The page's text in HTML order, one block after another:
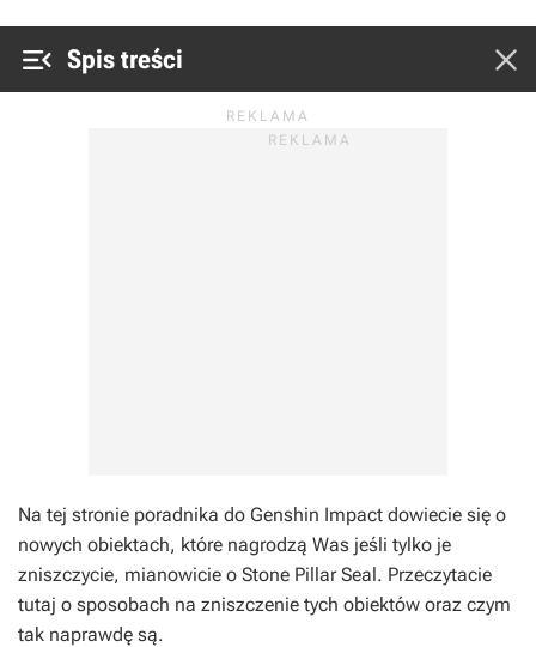
 Spis treści 
Na tej stronie poradnika do Genshin Impact dowiecie się o
nowych obiektach, które nagrodzą Was jeśli tylko je
zniszczycie, mianowicie o Stone Pillar Seal. Przeczytacie
tutaj o sposobach na zniszczenie tych obiektów oraz czym
tak naprawdę są.